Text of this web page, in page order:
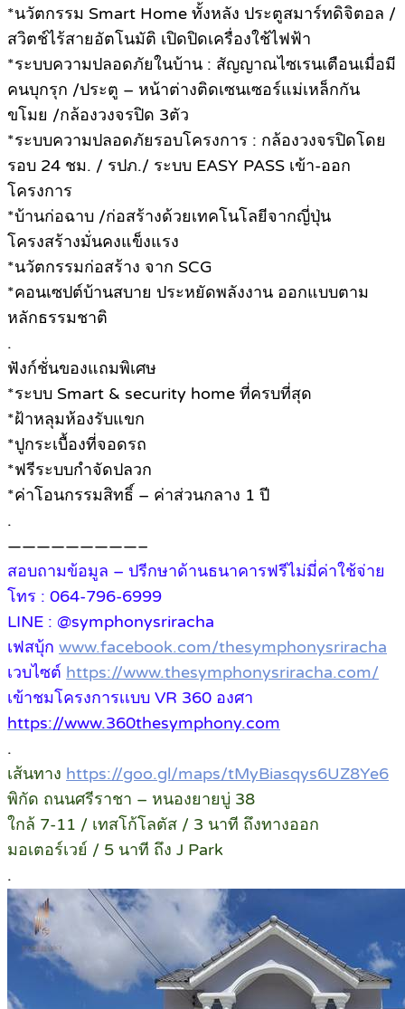
*นวัตกรรม Smart Home ทั้งหลัง ประตูสมาร์ทดิจิตอล /
สวิตช์ไร้สายอัตโนมัติ เปิดปิดเครื่องใช้ไฟฟ้า
*ระบบความปลอดภัยในบ้าน : สัญญาณไซเรนเตือนเมื่อมี
คนบุกรุก /ประตู – หน้าต่างติดเซนเซอร์แม่เหล็กกัน
ขโมย /กล้องวงจรปิด 3ตัว
*ระบบความปลอดภัยรอบโครงการ : กล้องวงจรปิดโดย
รอบ 24 ชม. / รปภ./ ระบบ EASY PASS เข้า-ออก
โครงการ
*บ้านก่อฉาบ /ก่อสร้างด้วยเทคโนโลยีจากญี่ปุ่น
โครงสร้างมั่นคงแข็งแรง
*นวัตกรรมก่อสร้าง จาก SCG
*คอนเซปต์บ้านสบาย ประหยัดพลังงาน ออกแบบตาม
หลักธรรมชาติ
.
ฟังก์ชั่นของแถมพิเศษ
*ระบบ Smart & security home ที่ครบที่สุด
*ฝ้าหลุมห้องรับแขก
*ปูกระเบื้องที่จอดรถ
*ฟรีระบบกำจัดปลวก
*ค่าโอนกรรมสิทธิ์ – ค่าส่วนกลาง 1 ปี
.
—————————–
สอบถามข้อมูล – ปรีกษาด้านธนาคารฟรีไม่มี่ค่าใช้จ่าย
โทร : 064-796-6999
LINE : @symphonysriracha
เฟสบุ้ก www.facebook.com/thesymphonysriracha
เวบไซต์ https://www.thesymphonysriracha.com/
เข้าชมโครงการเเบบ VR 360 องศา
https://www.360thesymphony.com
.
เส้นทาง https://goo.gl/maps/tMyBiasqys6UZ8Ye6
พิกัด ถนนศรีราชา – หนองยายบู่ 38
ใกล้ 7-11 / เทสโก้โลตัส / 3 นาที ถึงทางออก
มอเตอร์เวย์ / 5 นาที ถึง J Park
.